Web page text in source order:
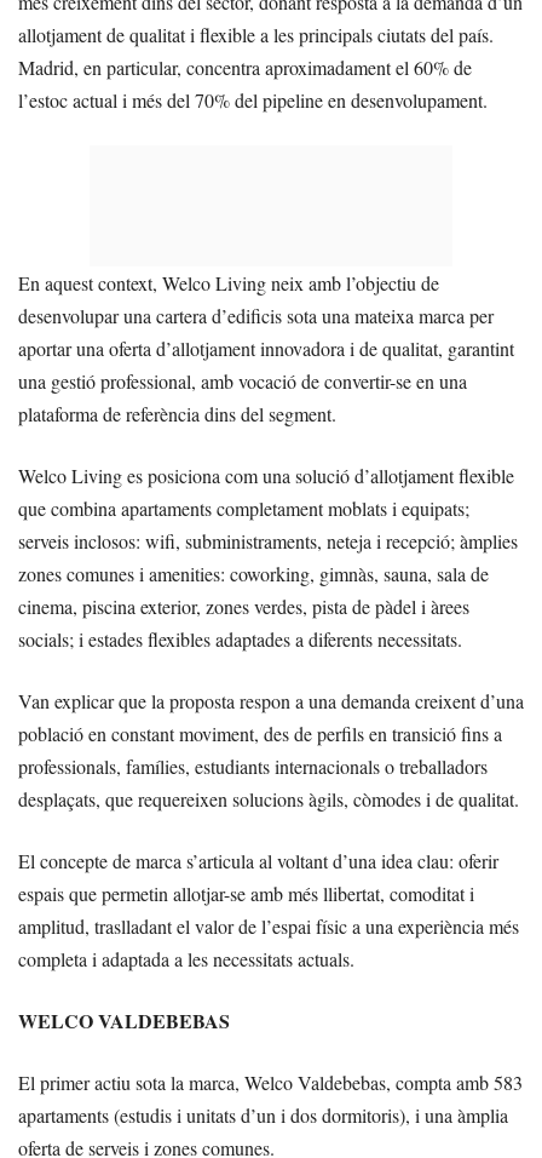
allotjament de qualitat i flexible a les principals ciutats del país.
Madrid, en particular, concentra aproximadament el 60% de
l’estoc actual i més del 70% del pipeline en desenvolupament.
En aquest context, Welco Living neix amb l’objectiu de
desenvolupar una cartera d’edificis sota una mateixa marca per
aportar una oferta d’allotjament innovadora i de qualitat, garantint
una gestió professional, amb vocació de convertir-se en una
plataforma de referència dins del segment.
Welco Living es posiciona com una solució d’allotjament flexible
que combina apartaments completament moblats i equipats;
serveis inclosos: wifi, subministraments, neteja i recepció; àmplies
zones comunes i amenities: coworking, gimnàs, sauna, sala de
cinema, piscina exterior, zones verdes, pista de pàdel i àrees
socials; i estades flexibles adaptades a diferents necessitats.
Van explicar que la proposta respon a una demanda creixent d’una
població en constant moviment, des de perfils en transició fins a
professionals, famílies, estudiants internacionals o treballadors
desplaçats, que requereixen solucions àgils, còmodes i de qualitat.
El concepte de marca s’articula al voltant d’una idea clau: oferir
espais que permetin allotjar-se amb més llibertat, comoditat i
amplitud, traslladant el valor de l’espai físic a una experiència més
completa i adaptada a les necessitats actuals.
WELCO VALDEBEBAS
El primer actiu sota la marca, Welco Valdebebas, compta amb 583
apartaments (estudis i unitats d’un i dos dormitoris), i una àmplia
oferta de serveis i zones comunes.